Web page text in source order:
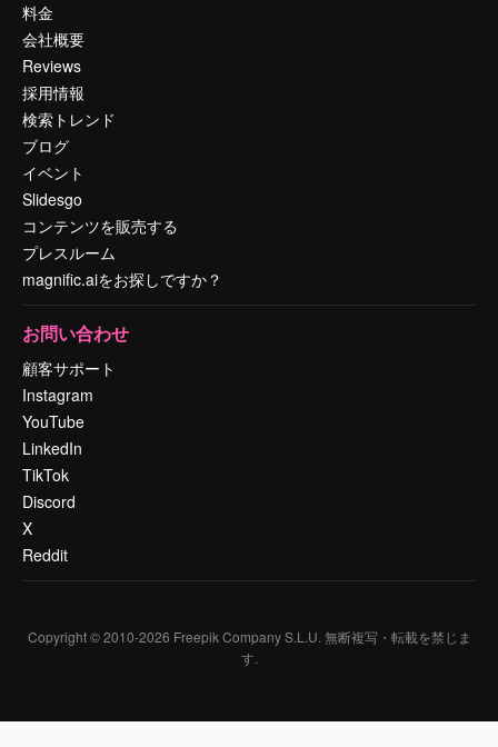
料金
会社概要
Reviews
採用情報
検索トレンド
ブログ
イベント
Slidesgo
コンテンツを販売する
プレスルーム
magnific.aiをお探しですか？
お問い合わせ
顧客サポート
Instagram
YouTube
LinkedIn
TikTok
Discord
X
Reddit
Copyright © 2010-2026 Freepik Company S.L.U. 無断複写・転載を禁じま
す.